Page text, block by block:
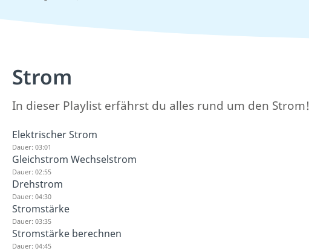
Strom
In dieser Playlist erfährst du alles rund um den Strom!
Elektrischer Strom
Dauer: 03:01
Gleichstrom Wechselstrom
Dauer: 02:55
Drehstrom
Dauer: 04:30
Stromstärke
Dauer: 03:35
Stromstärke berechnen
Dauer: 04:45